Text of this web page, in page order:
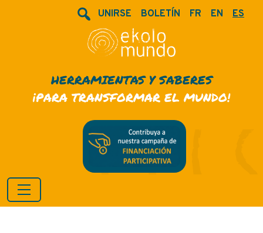
UNIRSE BOLETÍN FR EN ES
HERRAMIENTAS Y SABERES
¡PARA TRANSFORMAR EL MUNDO!